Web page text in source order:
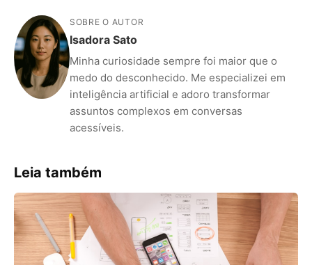
SOBRE O AUTOR
Isadora Sato
Minha curiosidade sempre foi maior que o
medo do desconhecido. Me especializei em
inteligência artificial e adoro transformar
assuntos complexos em conversas
acessíveis.
Leia também